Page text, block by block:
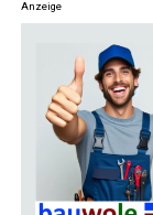
Tarot
des
ri­sche
de­nen
Tipps,
Anzeige